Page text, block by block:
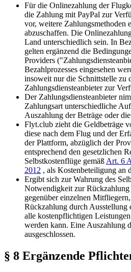
Für die Onlinezahlung der
die Zahlung mit PayPal zur
vor, weitere Zahlungsmethoden
abzuschaffen. Die
Land unterschiedlich sein. In
gelten ergänzend die
Providers
Bezahlprozesses eingesehen
insoweit nur die Schnittstelle zu
Zahlungsdiensteanbieter zur
Der Zahlungsdiensteanbieter
Zahlungsart unterschiedliche
Auszahlung der Beträge oder
Flyt.club zieht die Geldbeträge
diese nach dem Flug und der
der Plattform, abzüglich der
entsprechend den gesetzlichen
Selbstkostenflüge gemäß Art. 6
2012 , als Kostenbeteiligung an
Ergibt sich zur Wahrung des
Notwendigkeit zur Rückzahlung
gegenüber einzelnen
Rückzahlung durch Ausstellung
alle kostenpflichtigen
werden kann. Eine Auszahlung
ausgeschlossen.
§ 8 Ergänzende